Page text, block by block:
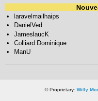
laravelmailhaips
DanielVed
JameslaucK
Colliard Dominique
ManU
© Proprietary: Willy